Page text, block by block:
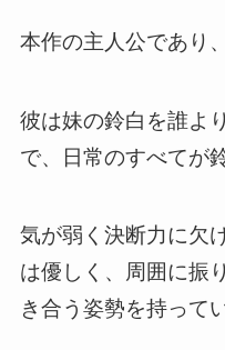
本作の主人公であり
彼は妹の鈴白を誰よ
で、日常のすべてが
気が弱く決断力に欠
は優しく、周囲に振
き合う姿勢を持って